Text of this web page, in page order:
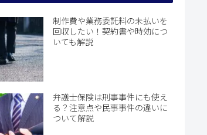
制作費や業務委託料の未払いを
回収したい！契約書や時効につ
いても解説
弁護士保険は刑事事件にも使え
る？注意点や民事事件の違いに
ついて解説